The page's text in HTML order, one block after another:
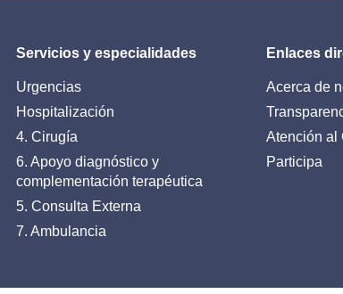
Servicios y especialidades
Urgencias
Hospitalización
4. Cirugía
6. Apoyo diagnóstico y
complementación terapéutica
5. Consulta Externa
7. Ambulancia
Enlaces
Acerca de
Atención al
Participa